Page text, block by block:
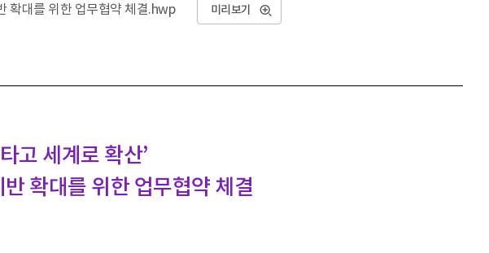
확대를 위한 업무협약 체결.hwp
미리보기
고 세계로 확산’
확대를 위한 업무협약 체결